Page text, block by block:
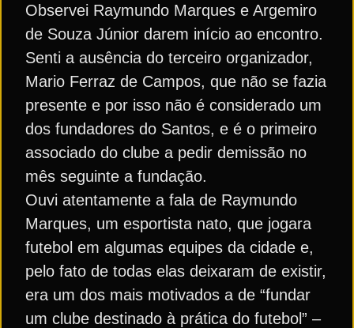
Observei Raymundo Marques e Argemiro
de Souza Júnior darem início ao encontro.
Senti a ausência do terceiro organizador,
Mario Ferraz de Campos, que não se fazia
presente e por isso não é considerado um
dos fundadores do Santos, e é o primeiro
associado do clube a pedir demissão no
mês seguinte a fundação.
Ouvi atentamente a fala de Raymundo
Marques, um esportista nato, que jogara
futebol em algumas equipes da cidade e,
pelo fato de todas elas deixaram de existir,
era um dos mais motivados a de “fundar
um clube destinado à prática do futebol” –